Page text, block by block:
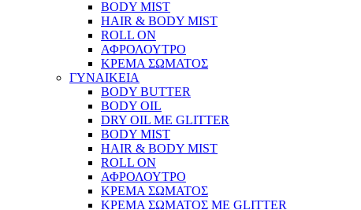
BODY MIST
HAIR & BODY MIST
ROLL ON
ΑΦΡΟΛΟΥΤΡΟ
ΚΡΕΜΑ ΣΩΜΑΤΟΣ
ΓΥΝΑΙΚΕΙΑ
BODY BUTTER
BODY OIL
DRY OIL ΜΕ GLITTER
BODY MIST
HAIR & BODY MIST
ROLL ON
ΑΦΡΟΛΟΥΤΡΟ
ΚΡΕΜΑ ΣΩΜΑΤΟΣ
ΚΡΕΜΑ ΣΩΜΑΤΟΣ ΜΕ GLITTER